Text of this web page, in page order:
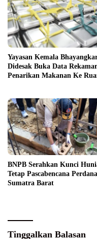
Yayasan Kemala
Didesak Buka Data
Penarikan Makanan Ke
BNPB Serahkan Kunci
Tetap Pascabencana
Sumatra Barat
Tinggalkan Balasan